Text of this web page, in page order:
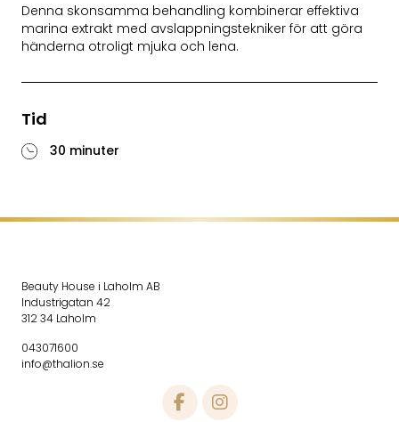
Denna skonsamma behandling kombinerar effektiva
marina extrakt med avslappningstekniker för att göra
händerna otroligt mjuka och lena.
Tid
30 minuter
Beauty House i Laholm AB
Industrigatan 42
312 34 Laholm
043071600
info@thalion.se